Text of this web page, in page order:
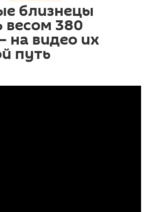
близнецы
весом 380
на видео их
путь